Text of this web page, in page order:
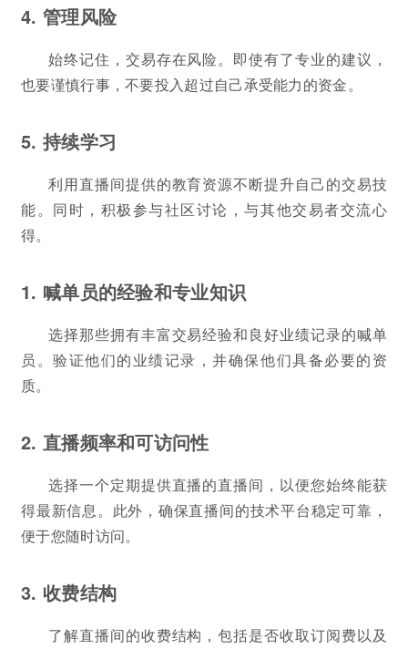
4. 管理风险
始终记住，交易存在风险。即使有了专业的建议，
也要谨慎行事，不要投入超过自己承受能力的资金。
5. 持续学习
利用直播间提供的教育资源不断提升自己的交易技
能。同时，积极参与社区讨论，与其他交易者交流心
得。
1. 喊单员的经验和专业知识
选择那些拥有丰富交易经验和良好业绩记录的喊单
员。验证他们的业绩记录，并确保他们具备必要的资
质。
2. 直播频率和可访问性
选择一个定期提供直播的直播间，以便您始终能获
得最新信息。此外，确保直播间的技术平台稳定可靠，
便于您随时访问。
3. 收费结构
了解直播间的收费结构，包括是否收取订阅费以及